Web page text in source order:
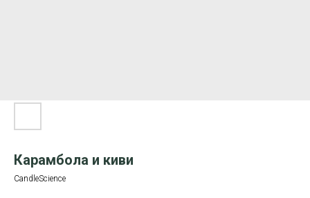
Карамбола и киви
CandleScience